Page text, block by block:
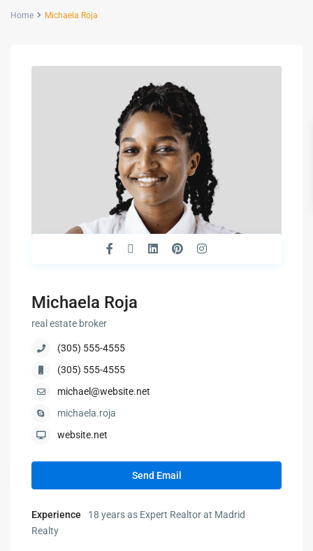
Home Michaela Roja
Michaela Roja
real estate broker
(305) 555-4555
(305) 555-4555
michael@website.net
michaela.roja
website.net
Send Email
Experience
18 years as Expert Realtor at Madrid
Realty